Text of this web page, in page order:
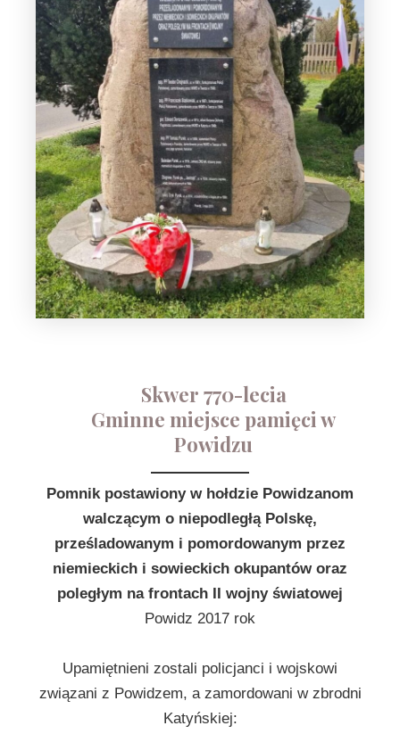
Skwer 770-lecia
Gminne miejsce pamięci w
Powidzu
Pomnik postawiony w hołdzie Powidzanom
walczącym o niepodległą Polskę,
prześladowanym i pomordowanym przez
niemieckich i sowieckich okupantów oraz
poległym na frontach II wojny światowej
Powidz 2017 rok
Upamiętnieni zostali policjanci i wojskowi
związani z Powidzem, a zamordowani w zbrodni
Katyńskiej: